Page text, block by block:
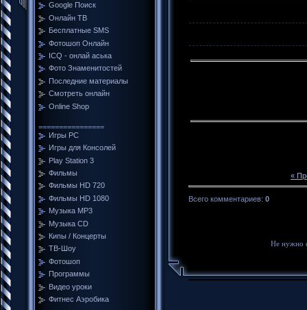
Google Поиск
Онлайн ТВ
Бесплатные SMS
Фотошоп Онлайн
ICQ - онлай аська
Фото Знаменитостей
Последние материалы
Смотреть онлайн
Online Shop
================
Игры PC
Игры для Консолей
Play Station 3
Фильмы
Фильмы HD 720
Фильмы HD 1080
Музыка MP3
Музыка CD
Кипы / Концерты
ТВ-Шоу
Фотошоп
Программы
Видео уроки
Фитнес Аэробика
«
Всего комментариев: 0
Не нужно